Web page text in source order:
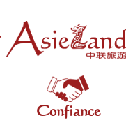
Confiance